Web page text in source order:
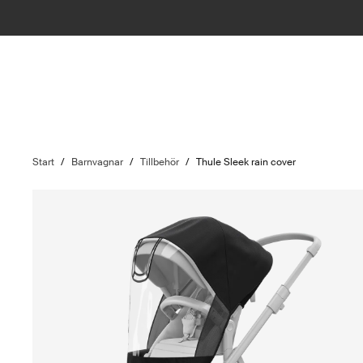
Start / Barnvagnar / Tillbehör / Thule Sleek rain cover